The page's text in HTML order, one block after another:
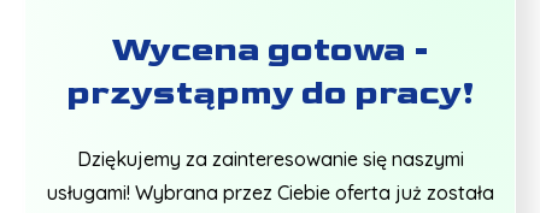
Wycena gotowa -
przystąpmy do pracy!
Dziękujemy za zainteresowanie się naszymi
usługami! Wybrana przez Ciebie oferta już została